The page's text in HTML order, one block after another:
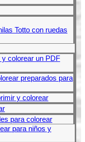
Totto con ruedas
y colorear un PDF
preparados para
y colorear
para colorear
para niños y